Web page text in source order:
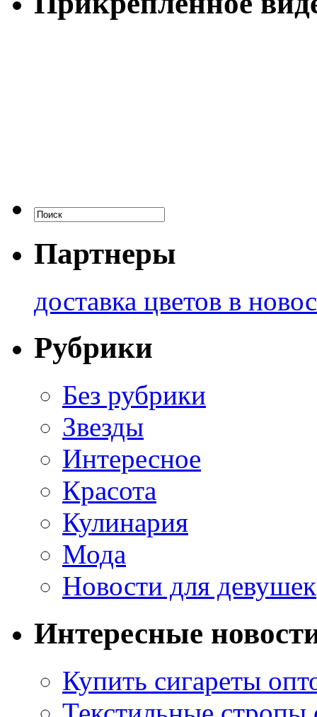
Партнеры
доставка цветов в
Рубрики
Без рубрики
Звезды
Интересное
Красота
Кулинария
Мода
Новости для девушек
Интересные
Купить сигареты